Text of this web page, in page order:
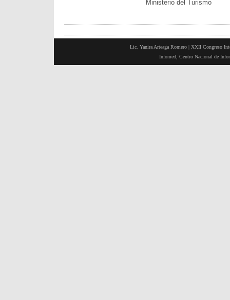
Ministerio del Turismo
Lic. Yanira Arteaga Romero | XXII Congreso
Infomed, Centro Nacional de